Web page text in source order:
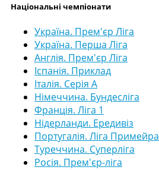
Національні чемпіонати
Україна. Прем'єр Ліга
Україна. Перша Ліга
Англія. Прем'єр Ліга
Іспанія. Приклад
Італія. Серія А
Німеччина. Бундесліга
Франція. Ліга 1
Нідерланди. Ередивіз
Португалія. Ліга Примейра
Туреччина. Суперліга
Росія. Прем'єр-ліга